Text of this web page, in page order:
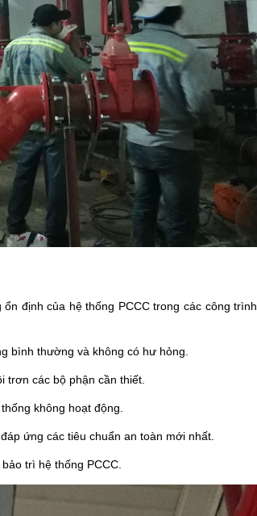
định của hệ thống PCCC trong các công trình.
bình thường và không có hư hỏng.
trơn các bộ phận cần thiết.
không hoạt động.
ứng các tiêu chuẩn an toàn mới nhất.
trì hệ thống PCCC.